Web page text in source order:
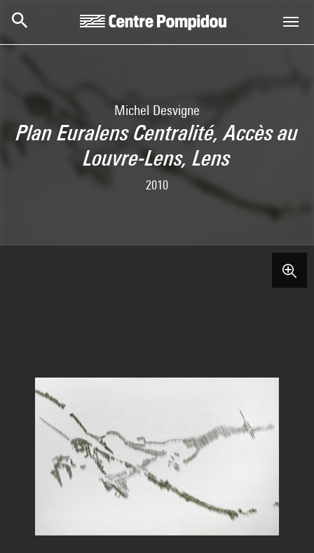
Michel Desvigne
Plan Euralens Centralité, Accès au
Louvre-Lens, Lens
2010